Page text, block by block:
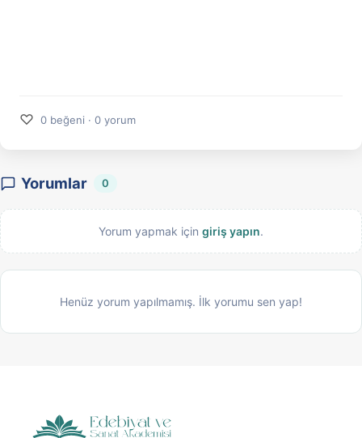
♡ 0 beğeni · 0 yorum
Yorumlar 0
Yorum yapmak için giriş yapın.
Henüz yorum yapılmamış. İlk yorumu sen yap!